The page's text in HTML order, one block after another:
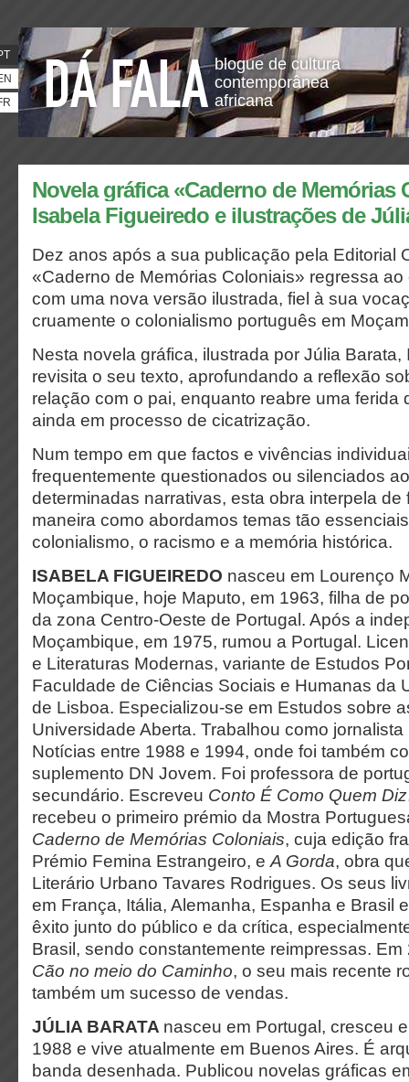
blogue de cultura
contemporânea
africana
Novela gráfica «Caderno de Memórias
Isabela Figueiredo e ilustrações de
Dez anos após a sua publicação pela Editorial
«Caderno de Memórias Coloniais» regressa
com uma nova versão ilustrada, fiel à sua
cruamente o colonialismo português em
Nesta novela gráfica, ilustrada por Júlia
revisita o seu texto, aprofundando a reflexão
relação com o pai, enquanto reabre uma ferida
ainda em processo de cicatrização.
Num tempo em que factos e vivências
frequentemente questionados ou silenciados
determinadas narrativas, esta obra interpela de
maneira como abordamos temas tão
colonialismo, o racismo e a memória histórica.
ISABELA FIGUEIREDO nasceu em Lourenço
Moçambique, hoje Maputo, em 1963, filha de
da zona Centro-Oeste de Portugal. Após a
Moçambique, em 1975, rumou a Portugal.
e Literaturas Modernas, variante de Estudos
Faculdade de Ciências Sociais e Humanas da
de Lisboa. Especializou-se em Estudos sobre
Universidade Aberta. Trabalhou como jornalista
Notícias entre 1988 e 1994, onde foi também
suplemento DN Jovem. Foi professora de
secundário. Escreveu Conto É Como Quem Diz
recebeu o primeiro prémio da Mostra
Caderno de Memórias Coloniais, cuja edição
Prémio Femina Estrangeiro, e A Gorda, obra
Literário Urbano Tavares Rodrigues. Os seus
em França, Itália, Alemanha, Espanha e Brasil
êxito junto do público e da crítica,
Brasil, sendo constantemente reimpressas.
Cão no meio do Caminho, o seu mais recente
também um sucesso de vendas.
JÚLIA BARATA nasceu em Portugal, cresceu
1988 e vive atualmente em Buenos Aires. É
banda desenhada. Publicou novelas gráficas